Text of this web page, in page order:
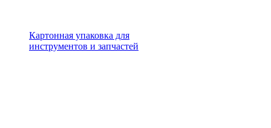
Картонная упаковка для
инструментов и запчастей